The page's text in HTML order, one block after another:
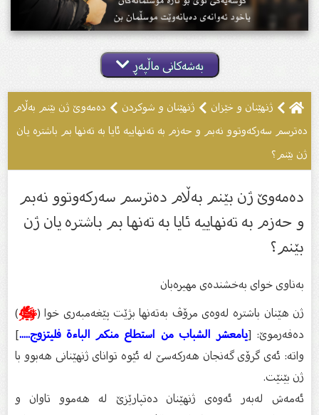
بەشەکانی ماڵپەڕ
ژنهێنان و خێزان ژنهێنان و شوکردن
دەمەوێ ژن بێنم بەڵام
دەترسم سەركەوتوو نەبم و حەزم بە تەنهاییە ئایا به تەنها بم باشترە یان
ژن بێنم؟
دەمەوێ ژن بێنم بەڵام دەترسم سەركەوتوو نەبم
و حەزم بە تەنهاییە ئایا به تەنها بم باشترە یان ژن
بێنم؟
بەناوى خواى بەخشندەى مهیرەبان
ژن هێنان باشترە لەوەى مرۆڤ بەتەنها بژێت پێغەمبەرى خوا (ﷺ)
دەفەرموێ: [يامعشر الشباب من استطاع منكم الباءة فليتزوج.....]
واتە: ئەى گرۆى گەنجان هەركەسێ لە ئێوە تواناى ژنهێنانى هەبوو با
ژن بێنێت.
ئەمەش لەبەر ئەوەى ژنهێنان دەتپارێزێ لە هەموو تاوان و